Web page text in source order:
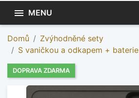
 MENU
Domů
Zvýhodněné sety
S vaničkou a odkapem + baterie
DOPRAVA ZDARMA